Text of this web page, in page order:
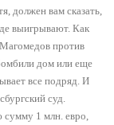
должен вам сказать,
выигрывают. Как
Магомедов против
дом или еще
все подряд. И
суд.
1 млн. евро,